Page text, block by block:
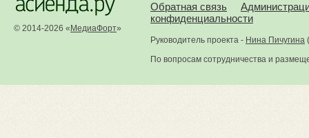
© 2014-2026 « МедиаФорт»
Обратная связь
конфиденциальности
Руководитель проекта - Нина Пичугина (
По вопросам сотрудничества и